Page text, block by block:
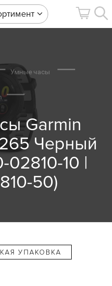
Умные часы
Garmin
Черный
02810-10 |
50)
УПАКОВКА